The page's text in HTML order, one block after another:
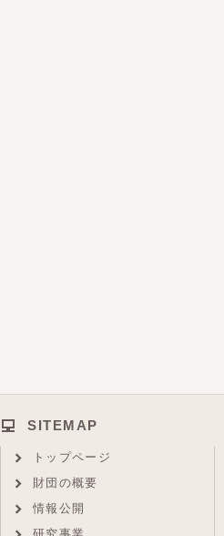
SITEMAP
トップページ
財団の概要
情報公開